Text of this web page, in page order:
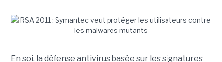
En soi, la défense antivirus basée sur les signatures